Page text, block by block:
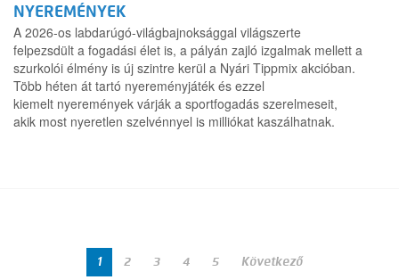
NYEREMÉNYEK
A 2026-os labdarúgó-világbajnoksággal világszerte
felpezsdült a fogadási élet is, a pályán zajló izgalmak mellett a
szurkolói élmény is új szintre kerül a Nyári Tippmix akcióban.
Több héten át tartó nyereményjáték és ezzel
kiemelt nyeremények várják a sportfogadás szerelmeseit,
akik most nyeretlen szelvénnyel is milliókat kaszálhatnak.
1 2 3 4 5 Következő